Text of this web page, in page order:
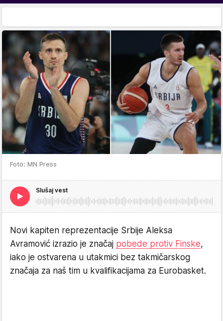
Foto: MN Press
Slušaj vest
Novi kapiten reprezentacije Srbije Aleksa
Avramović izrazio je značaj pobede protiv Finske,
iako je ostvarena u utakmici bez takmičarskog
značaja za naš tim u kvalifikacijama za Eurobasket.